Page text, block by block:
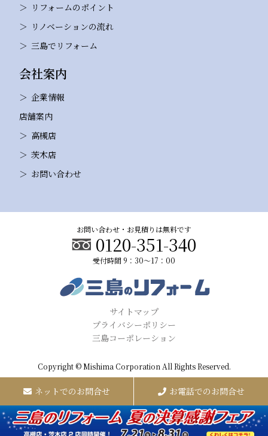
リフォームのポイント
リノベーションの流れ
三島でリフォーム
会社案内
企業情報
店舗案内
高槻店
茨木店
お問い合わせ
お問い合わせ・お見積りは無料です
0120-351-340
受付時間 9：30～17：00
サイトマップ
プライバシーポリシー
三島コーポレーション
Copyright © Mishima Corporation All Rights Reserved.
ネットでのお問合せ お電話でのお問合せ